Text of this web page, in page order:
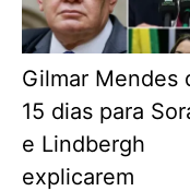
Gilmar Mendes
15 dias para
e Lindbergh
explicarem